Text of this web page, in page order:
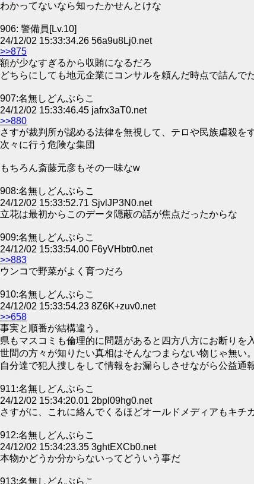
わかってないなら知ったかせんとけな
906: 警備員[Lv.10]
24/12/02 15:33:34.26 56a9u8Lj0.net
>>875
額が少なすぎるから収賄になるだろ
どちらにしても地元企業にコンサルを頼んだ時点で詰んで
907:名無しどんぶらこ
24/12/02 15:33:46.45 jafrx3aT0.net
>>880
さすが裁判所が認める法律を無視して、テロや民族虐殺
次々に行う危険な集団
もちろん斎藤元彦もその一味なw
908:名無しどんぶらこ
24/12/02 15:33:52.71 SjvlJP3N0.net
立花は最初からこのデータ隠蔽の話が焦点だったからな
909:名無しどんぶらこ
24/12/02 15:33:54.00 F6yVHbtr0.net
>>883
ウンコで野菜がよく育つだろ
910:名無しどんぶらこ
24/12/02 15:33:54.23 8Z6K+zuv0.net
>>658
事実と順番が結構違う。
県もマスコミも倫理的に問題があると四方八方にお断りを
世間の方々が知りたい真相はそんなつまらない物じゃ無い。
自分達で犯人捜しをして情報をお漏らしさせながら公益通
911:名無しどんぶらこ
24/12/02 15:34:20.01 2bpl09hg0.net
さすがに、これに絡んでくるほどオールドメディアもキチ
912:名無しどんぶらこ
24/12/02 15:34:23.35 3ghtEXCb0.net
本物かどうか分からないってどういう事だ
913:名無しどんぶらこ